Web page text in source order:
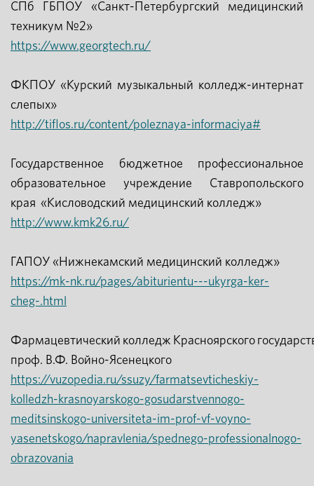
СПб ГБПОУ «Санкт-Петербургский медицинский
техникум №2»
https://www.georgtech.ru/
ФКПОУ «Курский музыкальный колледж-интернат
слепых»
http://tiflos.ru/content/poleznaya-informaciya#
Государственное бюджетное профессиональное
образовательное учреждение Ставропольского
края «Кисловодский медицинский колледж»
http://www.kmk26.ru/
ГАПОУ «Нижнекамский медицинский колледж»
https://mk-nk.ru/pages/abiturientu---ukyrga-ker-
cheg-.html
Фармацевтический колледж Красноярского
проф. В.Ф. Войно-Ясенецкого
https://vuzopedia.ru/ssuzy/farmatsevticheskiy-
kolledzh-krasnoyarskogo-gosudarstvennogo-
meditsinskogo-universiteta-im-prof-vf-voyno-
yasenetskogo/napravlenia/spednego-professionalnogo-
obrazovania